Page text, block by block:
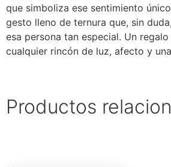
que simboliza ese sentimiento
gesto lleno de ternura que, sin
esa persona tan especial. Un
cualquier rincón de luz, afecto y
Productos